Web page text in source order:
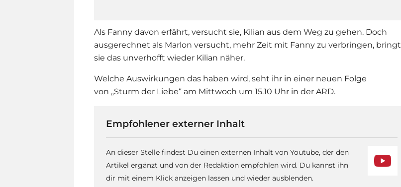
Als Fanny davon erfährt, versucht sie, Kilian aus dem Weg zu gehen. Doch
ausgerechnet als Marlon versucht, mehr Zeit mit Fanny zu verbringen, bringt
sie das unverhofft wieder Kilian näher.
Welche Auswirkungen das haben wird, seht ihr in einer neuen Folge
von „Sturm der Liebe“ am Mittwoch um 15.10 Uhr in der ARD.
Empfohlener externer Inhalt
An dieser Stelle findest Du einen externen Inhalt von Youtube, der den
Artikel ergänzt und von der Redaktion empfohlen wird. Du kannst ihn
dir mit einem Klick anzeigen lassen und wieder ausblenden.